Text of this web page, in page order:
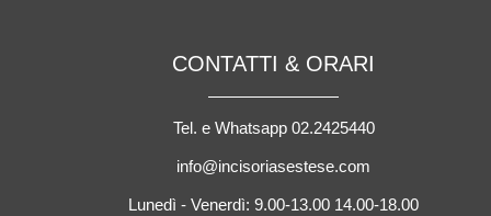
CONTATTI & ORARI
Tel. e Whatsapp 02.2425440
info@incisoriasestese.com
Lunedì - Venerdì: 9.00-13.00 14.00-18.00